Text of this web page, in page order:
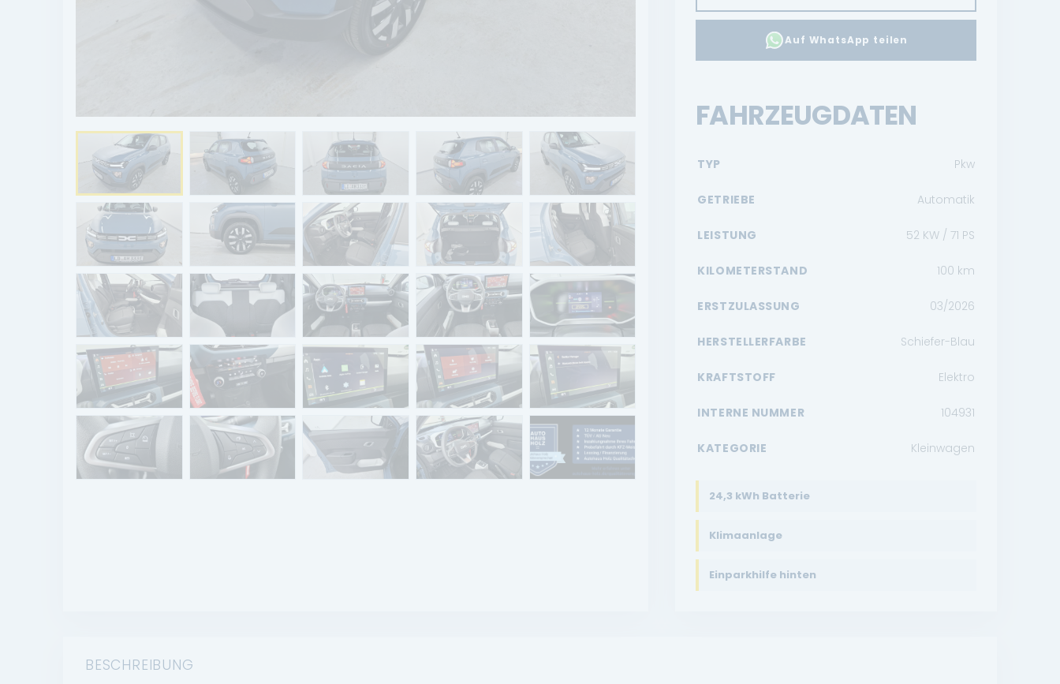
Auf WhatsApp teilen
FAHRZEUGDATEN
TYP Pkw
GETRIEBE Automatik
LEISTUNG 52 KW / 71 PS
KILOMETERSTAND 100 km
ERSTZULASSUNG 03/2026
HERSTELLERFARBE Schiefer-Blau
KRAFTSTOFF Elektro
INTERNE NUMMER 104931
KATEGORIE Kleinwagen
24,3 kWh Batterie
Klimaanlage
Einparkhilfe hinten
BESCHREIBUNG